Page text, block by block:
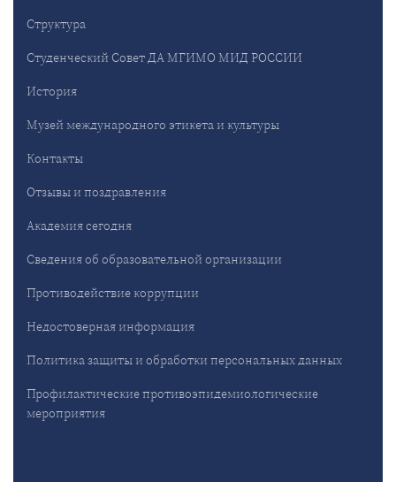
Структура
Студенческий Совет ДА МГИМО МИД РОССИИ
История
Музей международного этикета и культуры
Контакты
Отзывы и поздравления
Академия сегодня
Сведения об образовательной организации
Противодействие коррупции
Недостоверная информация
Политика защиты и обработки персональных данных
Профилактические противоэпидемиологические
мероприятия